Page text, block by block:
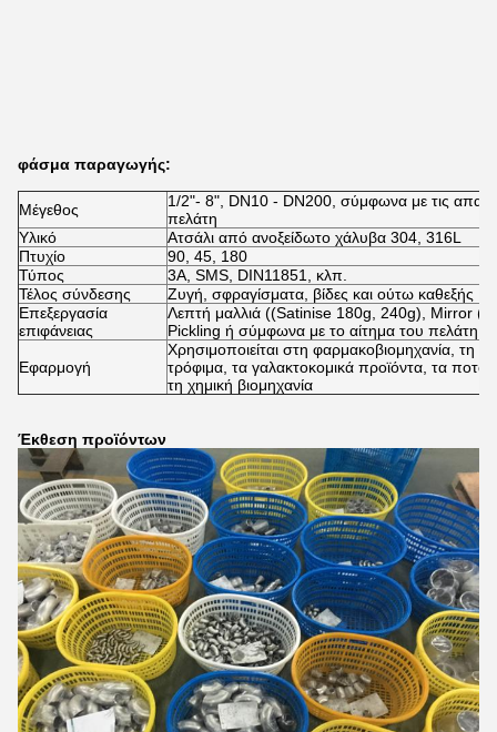
φάσμα παραγωγής:
Μέγεθος
1/2"- 8", DN10 - DN200, σύμφωνα με τις
πελάτη
Υλικό
Ατσάλι από ανοξείδωτο χάλυβα 304, 316L
Πτυχίο
90, 45, 180
Τύπος
3Α, SMS, DIN11851, κλπ.
Τέλος σύνδεσης
Ζυγή, σφραγίσματα, βίδες και ούτω καθεξής
Επεξεργασία
επιφάνειας
Λεπτή μαλλιά ((Satinise 180g, 240g), Mirror
Pickling ή σύμφωνα με το αίτημα του πελάτη
Εφαρμογή
Χρησιμοποιείται στη φαρμακοβιομηχανία, τη
τρόφιμα, τα γαλακτοκομικά προϊόντα, τα ποτά,
τη χημική βιομηχανία
Έκθεση προϊόντων